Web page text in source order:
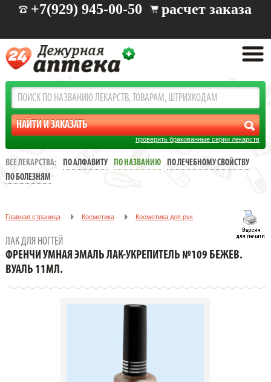
+7(929) 945-00-50 расчет заказа
проверить бракованные серии лекарств
ВСЕ ЛЕКАРСТВА: ПО АЛФАВИТУ ПО НАЗВАНИЮ
ПО ЛЕЧЕБНОМУ СВОЙСТВУ
ПО БОЛЕЗНЯМ
Главная страница Косметика Косметика для рук
ФРЕНЧИ УМНАЯ ЭМАЛЬ ЛАК-УКРЕПИТЕЛЬ №109 БЕЖЕВ. ВУАЛЬ
ЛАК ДЛЯ НОГТЕЙ
ФРЕНЧИ УМНАЯ ЭМАЛЬ ЛАК-УКРЕПИТЕЛЬ №109 БЕЖЕВ.
ВУАЛЬ 11МЛ.